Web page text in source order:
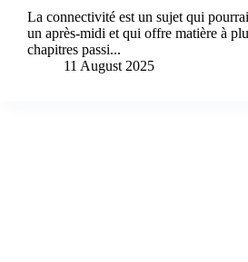
La connectivité est un sujet qui
un après-midi et qui offre matière à
chapitres passi...
11 August 2025